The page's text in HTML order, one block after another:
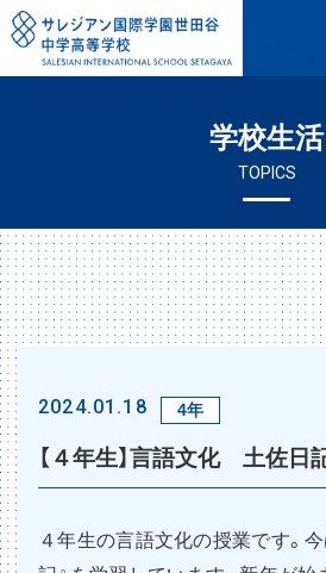
学校生活
TOPICS
2024.01.18 4年
【４年生】言語文化 土佐日
４年生の言語文化の授業です。今